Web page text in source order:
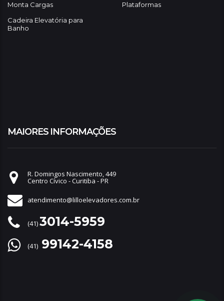
Monta Cargas
Plataformas
Cadeira Elevatória para
Banho
MAIORES INFORMAÇÕES
R. Domingos Nascimento, 449
Centro Cívico - Curitiba - PR
atendimento@lilloelevadores.com.br
(41)3014-5959
(41) 99142-4158